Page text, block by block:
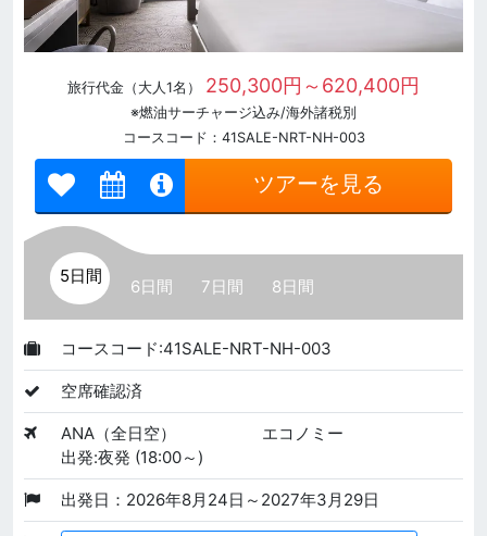
旅行代金（大人1名） 250,300円～620,400円
※燃油サーチャージ込み/海外諸税別
コースコード：41SALE-NRT-NH-003
ツアーを見る
5日間
6日間 7日間 8日間
コースコード:41SALE-NRT-NH-003
空席確認済
ANA（全日空）
エコノミー
出発:夜発 (18:00～)
出発日：2026年8月24日～2027年3月29日